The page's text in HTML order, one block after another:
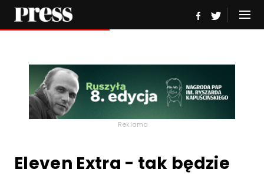
Reklama
Eleven Extra - tak będzie